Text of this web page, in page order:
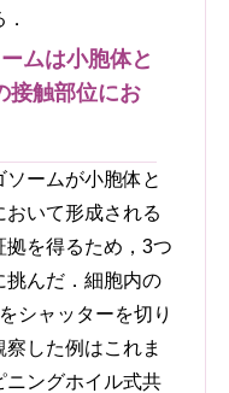
ムは小胞体と
接触部位にお
ームが小胞体と
おいて形成される
拠を得るため，3つ
挑んだ．細胞内の
シャッターを切り
した例はこれま
ニングホイル式共